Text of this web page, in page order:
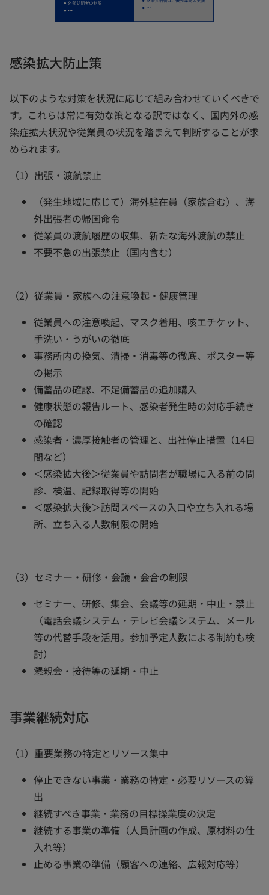
感染拡大防止策
以下のような対策を状況に応じて組み合わせていくべきで
す。これらは常に有効な策となる訳ではなく、国内外の感
染症拡大状況や従業員の状況を踏まえて判断することが求
められます。
（1）出張・渡航禁止
（発生地域に応じて）海外駐在員（家族含む）、海
外出張者の帰国命令
従業員の渡航履歴の収集、新たな海外渡航の禁止
不要不急の出張禁止（国内含む）
（2）従業員・家族への注意喚起・健康管理
従業員への注意喚起、マスク着用、咳エチケット、
手洗い・うがいの徹底
事務所内の換気、清掃・消毒等の徹底、ポスター等
の掲示
備蓄品の確認、不足備蓄品の追加購入
健康状態の報告ルート、感染者発生時の対応手続き
の確認
感染者・濃厚接触者の管理と、出社停止措置（14日
間など）
＜感染拡大後＞従業員や訪問者が職場に入る前の問
診、検温、記録取得等の開始
＜感染拡大後＞訪問スペースの入口や立ち入れる場
所、立ち入る人数制限の開始
（3）セミナー・研修・会議・会合の制限
セミナー、研修、集会、会議等の延期・中止・禁止
（電話会議システム・テレビ会議システム、メール
等の代替手段を活用。参加予定人数による制約も検
討）
懇親会・接待等の延期・中止
事業継続対応
（1）重要業務の特定とリソース集中
停止できない事業・業務の特定・必要リソースの算
出
継続すべき事業・業務の目標操業度の決定
継続する事業の準備（人員計画の作成、原材料の仕
入れ等）
止める事業の準備（顧客への連絡、広報対応等）